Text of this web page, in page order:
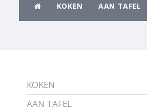
KOKEN AAN TAFEL
KOKEN
AAN TAFEL